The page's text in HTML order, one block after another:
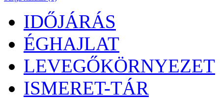
IDŐJÁRÁS
ÉGHAJLAT
LEVEGŐKÖRNYEZET
ISMERET-TÁR